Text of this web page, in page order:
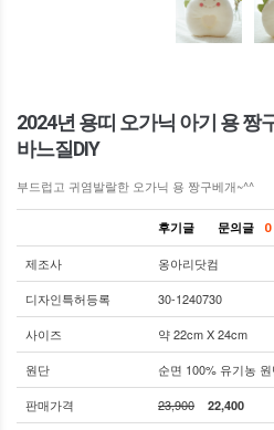
2024년 용띠 오가닉 아기 용 짱
바느질DIY
부드럽고 귀염발랄한 오가닉 용 짱구베개~^^
후기글 문의글 0
제조사 옹아리닷컴
디자인특허등록
30-1240730
사이즈
약 22cm X 24cm
원단
순면 100% 유기농
판매가격
23,900 22,400